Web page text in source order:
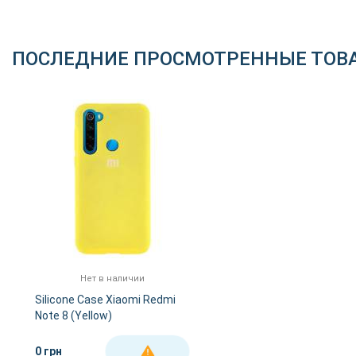
ПОСЛЕДНИЕ ПРОСМОТРЕННЫЕ
Нет в наличии
Silicone Case Xiaomi Redmi
Note 8 (Yellow)
0 грн ДЕТАЛЬНЕЕ